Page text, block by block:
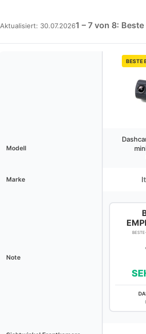
Aktualisiert: 30.07.20261 – 7 von 8:
BESTE
Modell
Marke
Note